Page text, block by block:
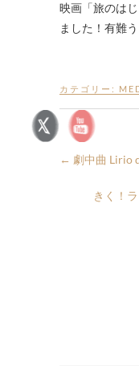
映画「旅のは
ました！有難
カテゴリー:
← 劇中曲 Lirio
きく！